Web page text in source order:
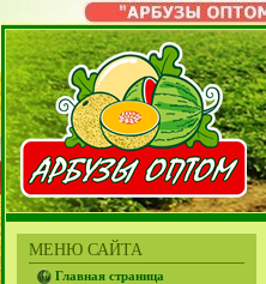
МЕНЮ САЙТА
Главная страница